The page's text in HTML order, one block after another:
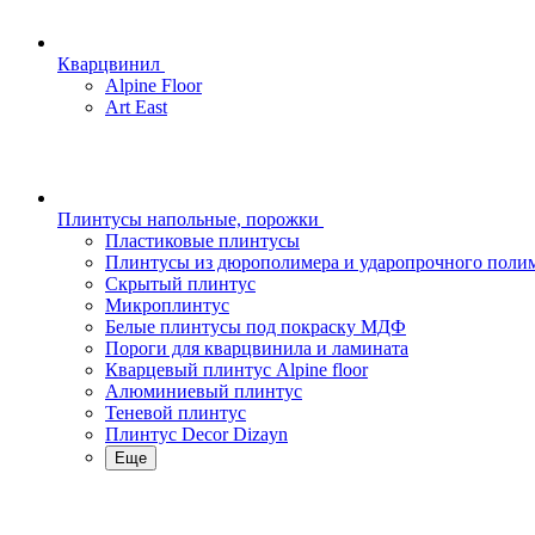
Кварцвинил
Alpine Floor
Art East
Плинтусы напольные, порожки
Пластиковые плинтусы
Плинтусы из дюрополимера и ударопрочного
Скрытый плинтус
Микроплинтус
Белые плинтусы под покраску МДФ
Пороги для кварцвинила и ламината
Кварцевый плинтус Alpine floor
Алюминиевый плинтус
Теневой плинтус
Плинтус Decor Dizayn
Еще